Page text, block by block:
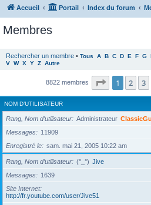
Accueil Portail Index du forum
Membres
Rechercher un membre • Tous A B C D E F G
V W X Y Z Autre
8822 membres Page 1sur
1 2 3
NOM D’UTILISATEUR
Rang, Nom d’utilisateur Administrateur
Messages
11909
Enregistré le
sam. mai 21, 2005 10:22 am
Rang, Nom d’utilisateur (°_°) Jive
Messages
1639
Site Internet
http://fr.youtube.com/user/Jive51